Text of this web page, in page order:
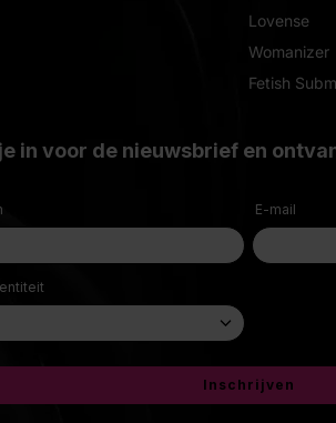
Lovense
Womanizer
Fetish